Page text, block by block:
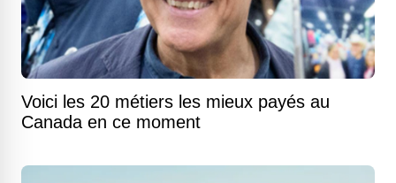
Voici les 20 métiers les mieux payés au
Canada en ce moment